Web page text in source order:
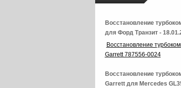
Восстановление
для Форд Транзит -
Восстановление
Garrett 787556-0024
Восстановление
Garrett для Mercedes